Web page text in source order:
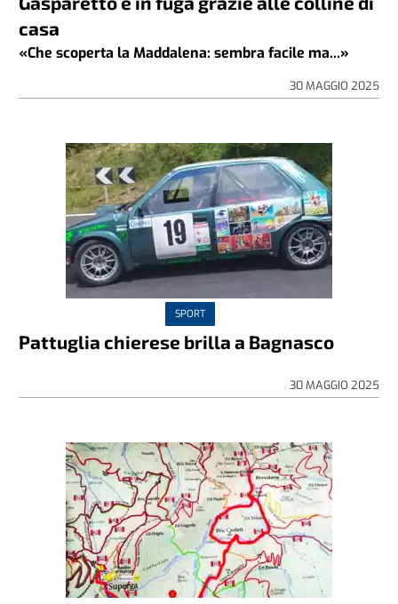
casa
«Che scoperta la Maddalena: sembra facile ma...»
30 MAGGIO 2025
SPORT
Pattuglia chierese brilla a Bagnasco
30 MAGGIO 2025